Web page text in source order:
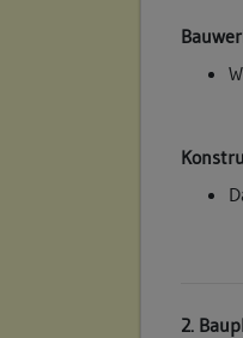
2.